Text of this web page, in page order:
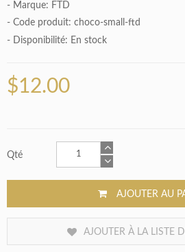
- Marque: FTD
- Code produit: choco-small-ftd
- Disponibilité: En stock
$12.00
Qté
AJOUTER AU
AJOUTER À LA LISTE